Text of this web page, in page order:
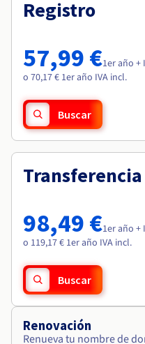
Precios
Roadmap & Changelog
Observabilidad
Roadmap y Changelog
Roadmap & Changelog
Roadmap & Changelog
Roadmap & Changelog
Registro
57,99 €1er año +
o 70,17 € 1er año IVA incl.
Buscar
Transferencia
98,49 €1er año +
o 119,17 € 1er año IVA incl.
Buscar
Renovación
Renueva tu nombre de